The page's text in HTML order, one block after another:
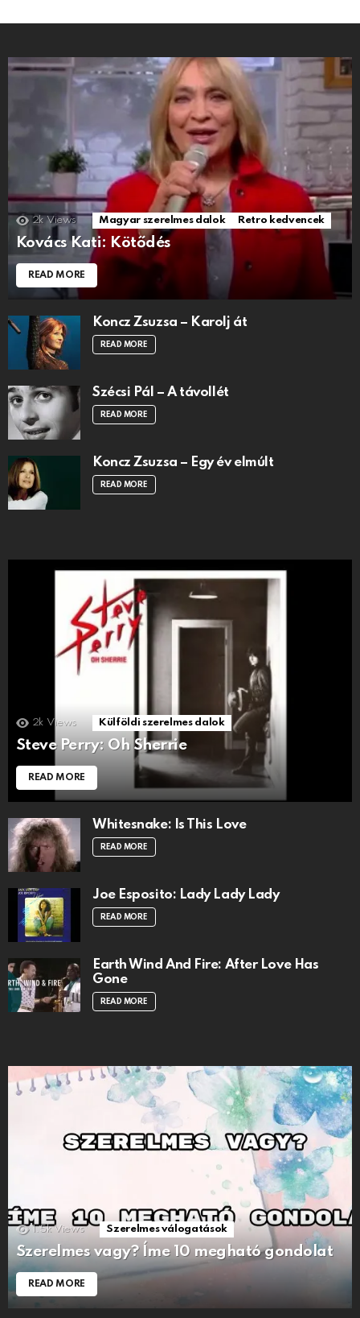
2k Views Magyar szerelmes dalok Retro kedvencek
Kovács Kati: Kötődés
READ MORE
Koncz Zsuzsa – Karolj át
READ MORE
Szécsi Pál – A távollét
READ MORE
Koncz Zsuzsa – Egy év elmúlt
READ MORE
2k Views Külföldi szerelmes dalok
Steve Perry: Oh Sherrie
READ MORE
Whitesnake: Is This Love
READ MORE
Joe Esposito: Lady Lady Lady
READ MORE
Earth Wind And Fire: After Love Has
Gone
READ MORE
1.5k Views Szerelmes válogatások
Szerelmes vagy? Íme 10 megható gondolat
READ MORE